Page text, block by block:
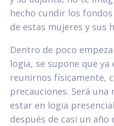
hecho cundir los
de estas mujeres y sus
Dentro de poco
logia, se supone que
reunirnos físicamente,
precauciones. Será
estar en logia
después de casi un